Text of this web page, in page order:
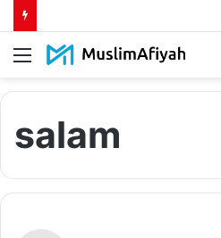
Menu
salam